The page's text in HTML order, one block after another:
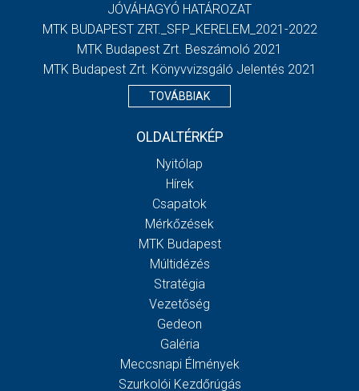
JÓVÁHAGYÓ HATÁROZAT
MTK BUDAPEST ZRT._SFP_KERELEM_2021-2022
MTK Budapest Zrt. Beszámoló 2021
MTK Budapest Zrt. Könyvvizsgáló Jelentés 2021
TOVÁBBIAK
OLDALTÉRKÉP
Nyitólap
Hírek
Csapatok
Mérkőzések
MTK Budapest
Múltidézés
Stratégia
Vezetőség
Gedeon
Galéria
Meccsnapi Élmények
Szurkolói Kezdőrúgás